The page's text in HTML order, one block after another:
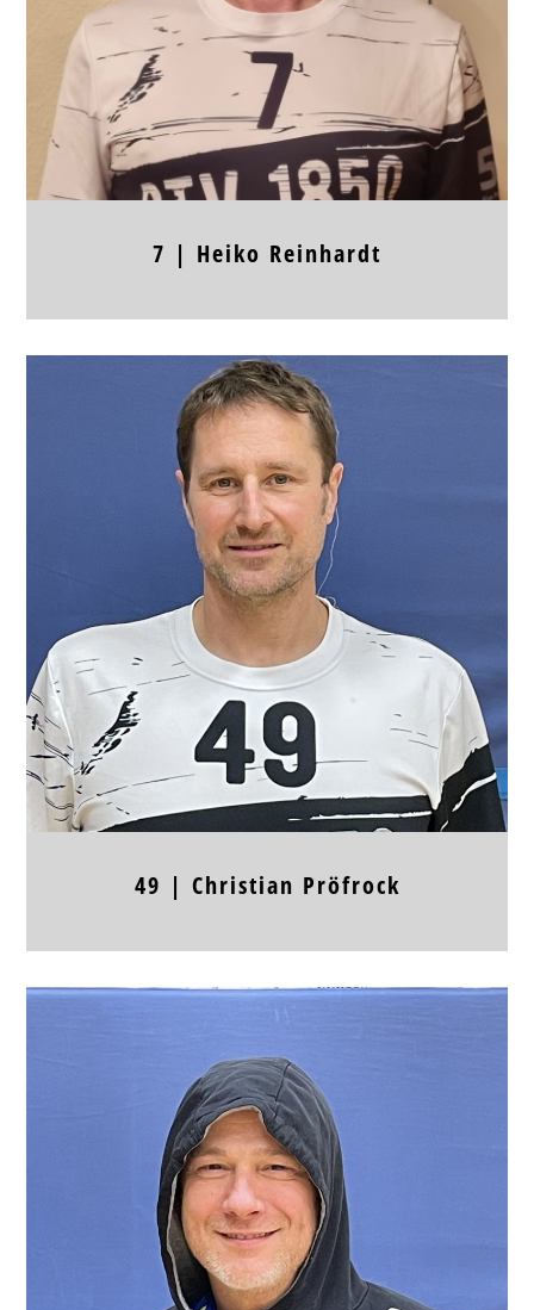
Frühere Stationen
7 | Heiko Reinhardt
Position
Kreis
Jahrgang
Körpergröße
Frühere Stationen
49 | Christian Pröfrock
Position
RL, RM, RR
Jahrgang
Körpergröße